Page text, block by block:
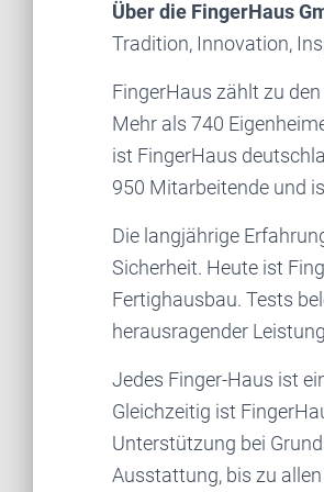
Über die FingerHaus
Tradition, Innovation,
FingerHaus zählt zu
Mehr als 740
ist FingerHaus
950 Mitarbeitende und
Die langjährige
Sicherheit. Heute ist
Fertighausbau. Tests
herausragender
Jedes Finger-Haus ist
Gleichzeitig ist
Unterstützung bei
Ausstattung, bis zu